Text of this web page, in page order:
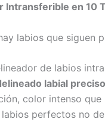
Intransferible en 10
labios que siguen
de labios
labial preciso
color intenso
perfectos no